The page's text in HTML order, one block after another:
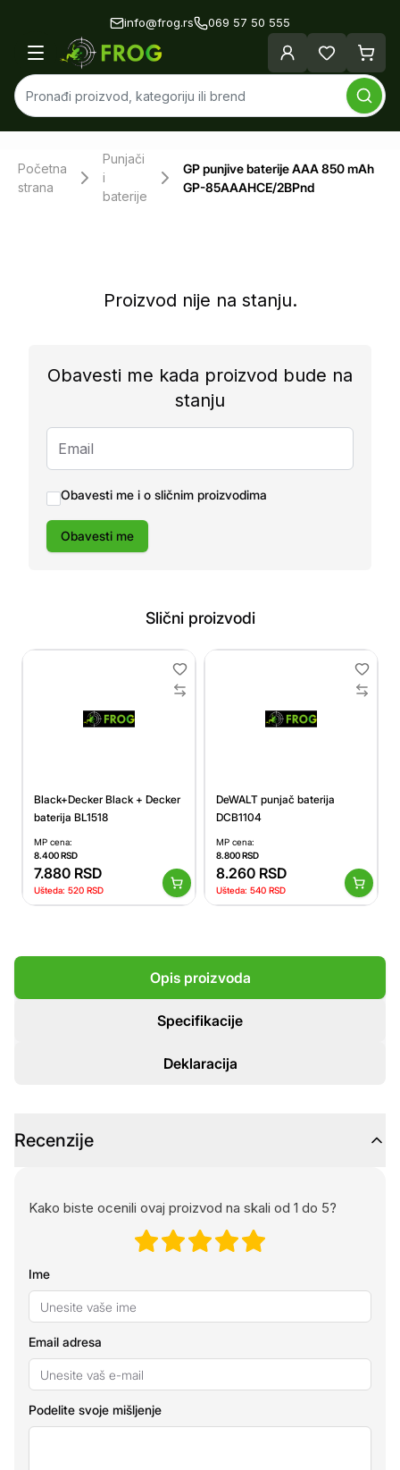
info@frog.rs 069 57 50 555
Početna
strana
Punjači
i
baterije
GP punjive baterije AAA 850 mAh
GP-85AAAHCE/2BPnd
Proizvod nije na stanju.
Obavesti me kada proizvod bude na
stanju
Obavesti me i o sličnim proizvodima
Obavesti me
Slični proizvodi
Black+Decker Black + Decker
baterija BL1518
MP cena:
8.400RSD
7.880 RSD
Ušteda: 520 RSD
DeWALT punjač baterija
DCB1104
MP cena:
8.800RSD
8.260 RSD
Ušteda: 540 RSD
Opis proizvoda
Specifikacije
Deklaracija
Recenzije
Kako biste ocenili ovaj proizvod na skali od 1 do 5?
Ime
Email adresa
Podelite svoje mišljenje